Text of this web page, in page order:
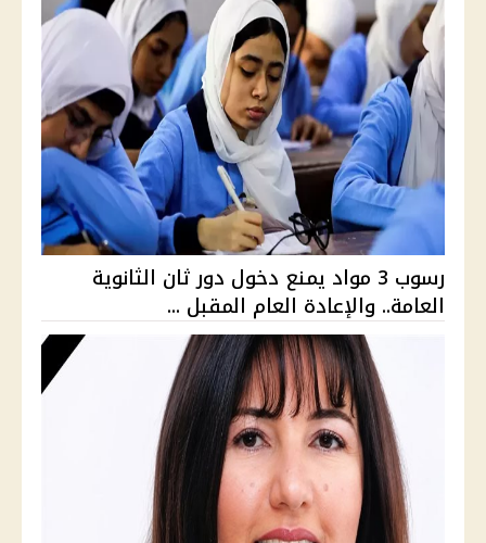
رسوب 3 مواد يمنع دخول دور ثان الثانوية
العامة.. والإعادة العام المقبل ...